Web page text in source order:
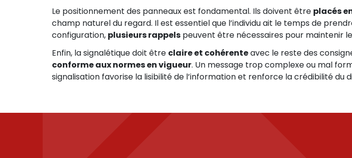
Le positionnement des panneaux est fondamental. Ils doivent être placés
champ naturel du regard. Il est essentiel que l’individu ait le temps de
configuration, plusieurs rappels peuvent être nécessaires pour maintenir
Enfin, la signalétique doit être claire et cohérenteavec le reste des
conforme aux normes en vigueur. Un message trop complexe ou mal
signalisation favorise la lisibilité de l’information et renforce la crédibilité du